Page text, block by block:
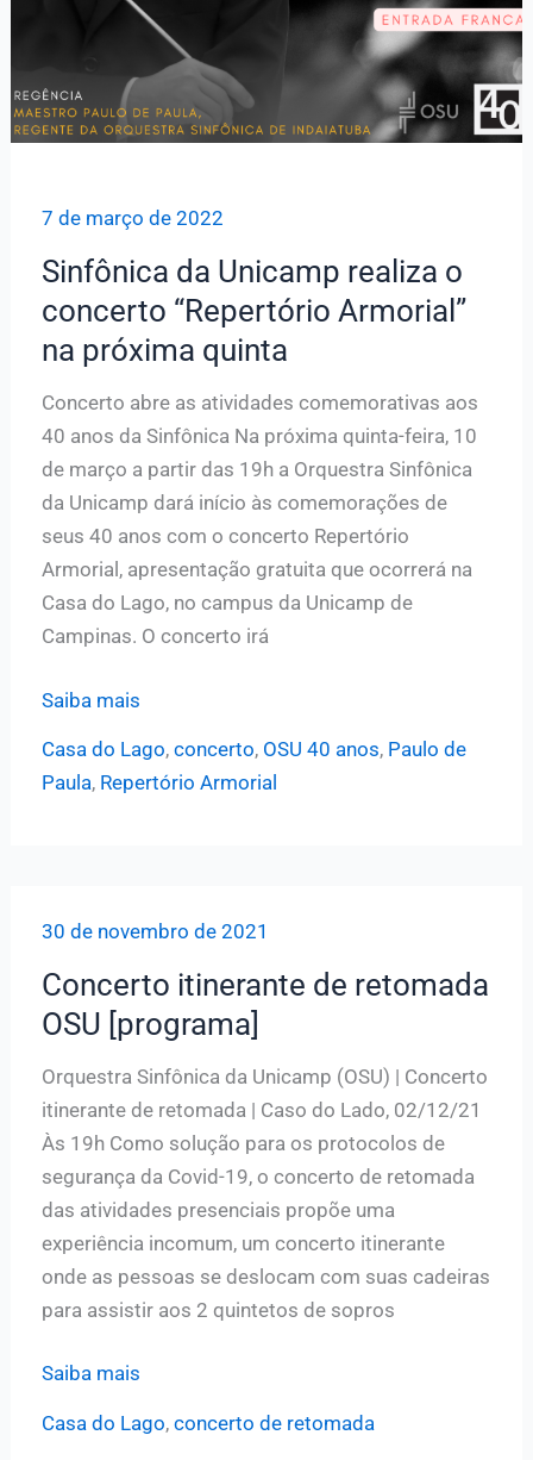
7 de março de 2022
Sinfônica da Unicamp realiza o
concerto “Repertório Armorial”
na próxima quinta
Concerto abre as atividades comemorativas aos
40 anos da Sinfônica Na próxima quinta-feira, 10
de março a partir das 19h a Orquestra Sinfônica
da Unicamp dará início às comemorações de
seus 40 anos com o concerto Repertório
Armorial, apresentação gratuita que ocorrerá na
Casa do Lago, no campus da Unicamp de
Campinas. O concerto irá
Sinfônica
realiza
Armorial”
próxima
quinta
Saiba mais
Casa do Lago, concerto, OSU 40 anos, Paulo de
Paula, Repertório Armorial
30 de novembro de 2021
Concerto itinerante de retomada
OSU [programa]
Orquestra Sinfônica da Unicamp (OSU) | Concerto
itinerante de retomada | Caso do Lado, 02/12/21
Às 19h Como solução para os protocolos de
segurança da Covid-19, o concerto de retomada
das atividades presenciais propõe uma
experiência incomum, um concerto itinerante
onde as pessoas se deslocam com suas cadeiras
para assistir aos 2 quintetos de sopros
Concerto
Saiba mais
Casa do Lago, concerto de retomada